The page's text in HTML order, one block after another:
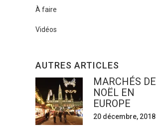
À faire
Vidéos
AUTRES ARTICLES
MARCHÉS DE
NOËL EN
EUROPE
20 décembre, 2018